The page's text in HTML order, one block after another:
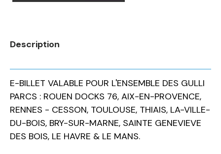
Description
E-BILLET VALABLE POUR L'ENSEMBLE DES GULLI
PARCS : ROUEN DOCKS 76, AIX-EN-PROVENCE,
RENNES - CESSON, TOULOUSE, THIAIS, LA-VILLE-
DU-BOIS, BRY-SUR-MARNE, SAINTE GENEVIEVE
DES BOIS, LE HAVRE & LE MANS.